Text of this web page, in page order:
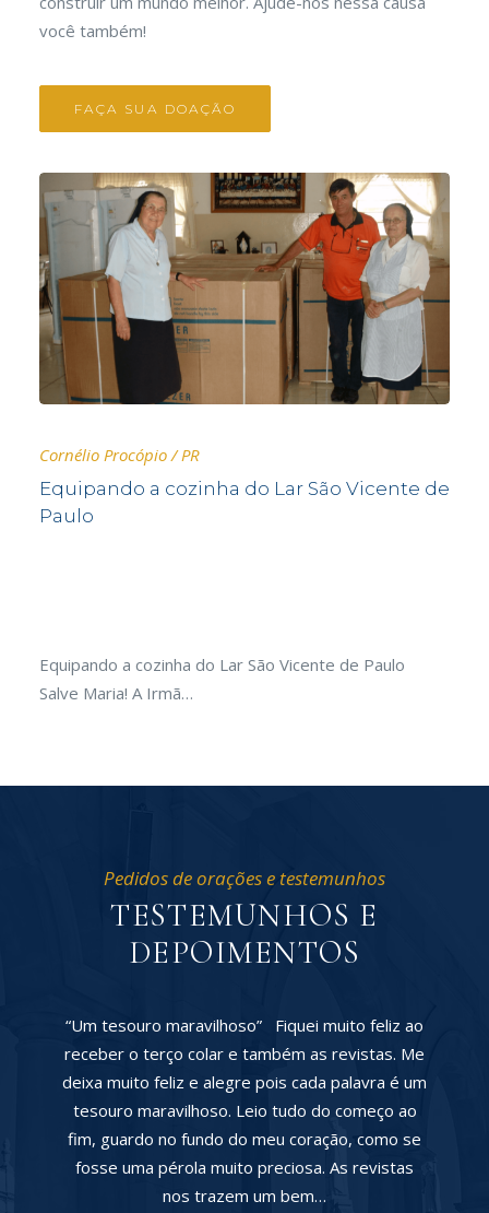
você também!
FAÇA SUA DOAÇÃO
de
Ajudando as Irmãs Clarissas em obra de Mosteiro
Salve Maria! Após o…
Pedidos de orações e testemunhos
TESTEMUNHOS E
DEPOIMENTOS
“Mário, eu vou cuidar de você!” Ao cumprimentá-
los muito cordialmente quero dizer da minha
grande alegria de ser um colaborador, seguidor
e admirador desta querida Associação. Há dias
atrás enviei solicitação pedindo benção e
orações para a recuperação de minha saúde,
hoje ainda não estou plenamente…